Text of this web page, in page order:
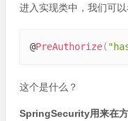
进入实现类中，我们可以
@PreAuthorize(
这个是什么？
SpringSecurity用来在